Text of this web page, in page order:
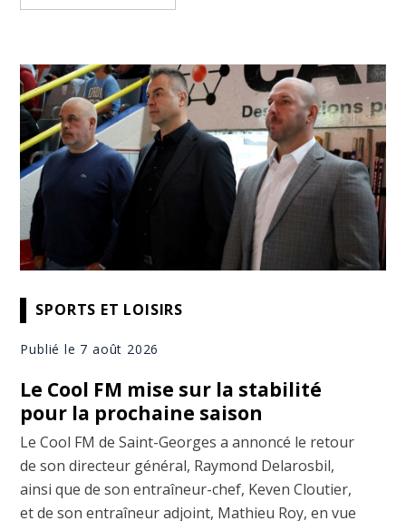
SPORTS ET LOISIRS
Publié le 7 août 2026
Le Cool FM mise sur la stabilité
pour la prochaine saison
Le Cool FM de Saint-Georges a annoncé le retour
de son directeur général, Raymond Delarosbil,
ainsi que de son entraîneur-chef, Keven Cloutier,
et de son entraîneur adjoint, Mathieu Roy, en vue